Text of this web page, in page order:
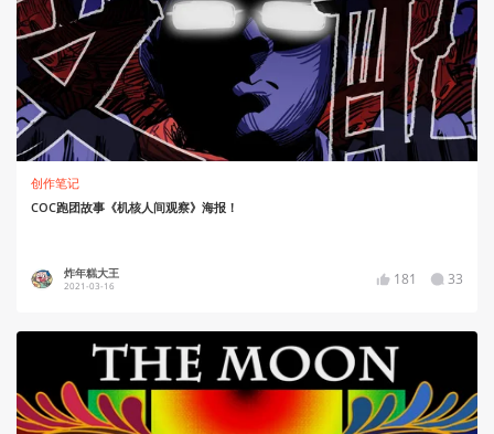
创作笔记
COC跑团故事《机核人间观察》海报！
炸年糕大王
2021-03-16 181 33